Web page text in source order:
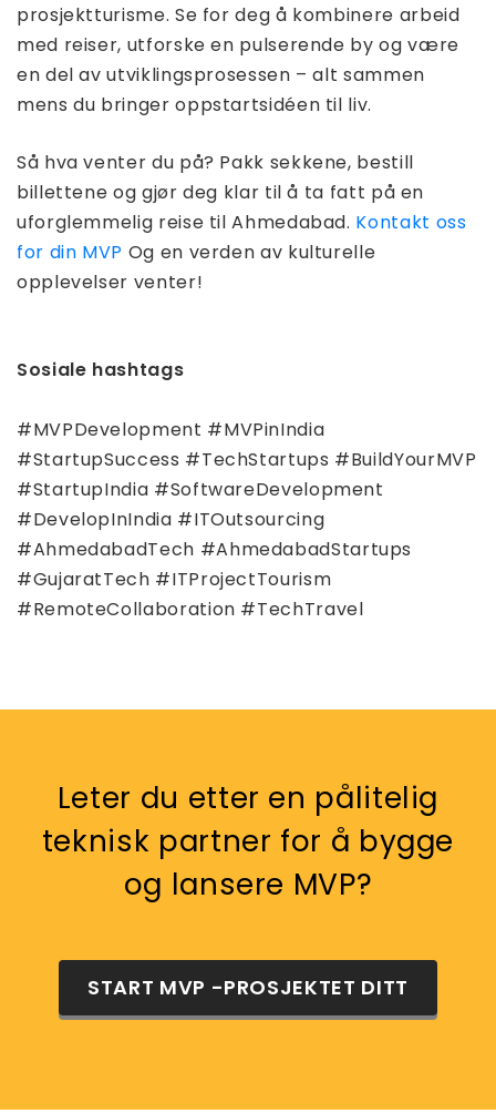
prosjektturisme. Se for deg å kombinere arbeid
med reiser, utforske en pulserende by og være
en del av utviklingsprosessen – alt sammen
mens du bringer oppstartsidéen til liv.
Så hva venter du på? Pakk sekkene, bestill
billettene og gjør deg klar til å ta fatt på en
uforglemmelig reise til Ahmedabad. Kontakt oss
for din MVP Og en verden av kulturelle
opplevelser venter!
Sosiale hashtags
#MVPDevelopment #MVPinIndia
#StartupSuccess #TechStartups #BuildYourMVP
#StartupIndia #SoftwareDevelopment
#DevelopInIndia #ITOutsourcing
#AhmedabadTech #AhmedabadStartups
#GujaratTech #ITProjectTourism
#RemoteCollaboration #TechTravel
Leter du etter en pålitelig
teknisk partner for å bygge
og lansere MVP?
START MVP -PROSJEKTET DITT